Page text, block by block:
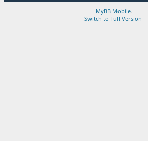
MyBB Mobile.
Switch to Full Version